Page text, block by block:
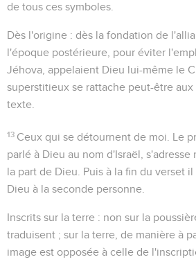
de tous ces symboles.
Dès l'origine : dès la fondation de
l'époque postérieure, pour éviter
Jéhova, appelaient Dieu lui-même le
superstitieux se rattache peut-être
texte.
13 Ceux qui se détournent de moi . Le
parlé à Dieu au nom d'Israël, s'adresse
la part de Dieu. Puis à la fin du verset
Dieu à la seconde personne.
Inscrits sur la terre : non sur la
traduisent ; sur la terre , de manière à
image est opposée à celle de